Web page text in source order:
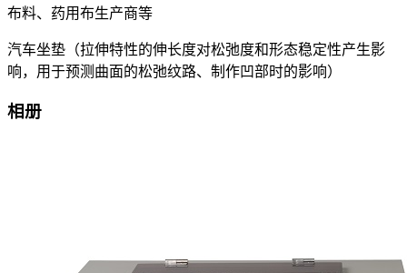
布料、药用布生产商等
汽车坐垫（拉伸特性的伸长度对松弛度和形态稳定性产生影
响，用于预测曲面的松弛纹路、制作凹部时的影响）
相册